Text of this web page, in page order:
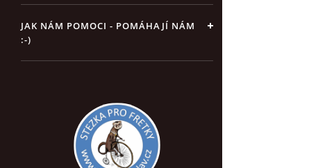
JAK NÁM POMOCI - POMÁHAJÍ NÁM
:-)